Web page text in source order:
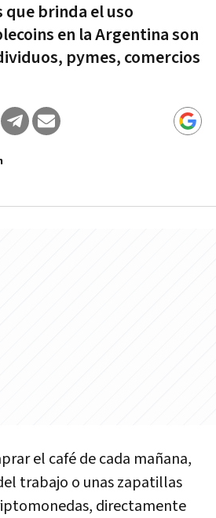
que brinda el uso
en la Argentina son
pymes, comercios
el café de cada mañana,
trabajo o unas zapatillas
directamente